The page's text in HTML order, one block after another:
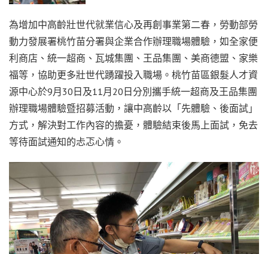
為增加中高齡壯世代就業信心及再創事業第二春，勞動部勞
動力發展署桃竹苗分署與企業合作辦理職場體驗，如全家便
利商店、統一超商、瓦城集團、王品集團、美商德盟、家樂
福等，協助更多壯世代踴躍投入職場。桃竹苗區銀髮人才資
源中心於9月30日及11月20日分別攜手統一超商及王品集團
辦理職場體驗暨招募活動，讓中高齡以「先體驗、後面試」
方式，解決對工作內容的擔憂，體驗結束後馬上面試，免去
等待面試通知的忐忑心情。